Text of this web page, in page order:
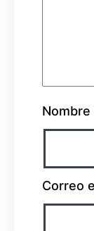
Nombre
Correo